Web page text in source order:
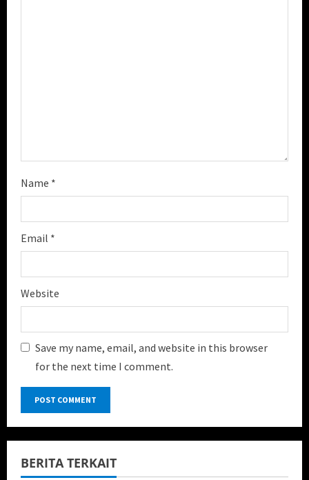
Name *
Email *
Website
Save my name, email, and website in this browser
for the next time I comment.
BERITA TERKAIT